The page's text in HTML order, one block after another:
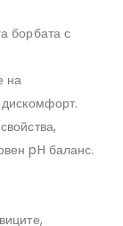
борбата с
на
pH баланс.